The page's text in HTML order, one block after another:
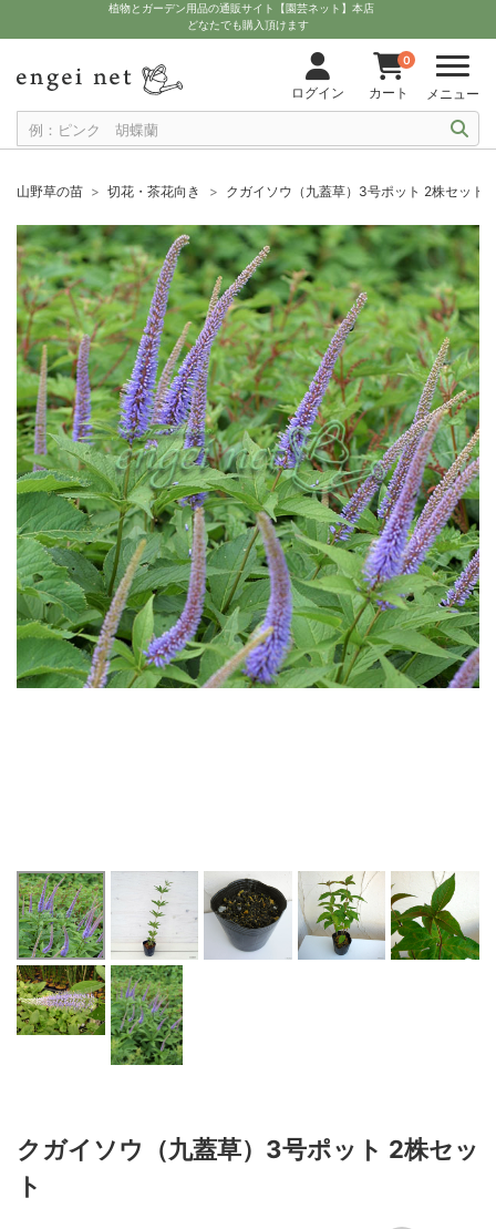
植物とガーデン用品の通販サイト【園芸ネット】本店
どなたでも購入頂けます
ログイン
0
カート メニュー
山野草の苗 切花・茶花向き クガイソウ（九蓋草）3号ポット 2株セット
クガイソウ（九蓋草）3号ポット 2株セッ
ト